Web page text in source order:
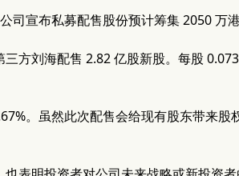
司宣布私募配售股份预计筹集 2050 万
方刘海配售 2.82 亿股新股。每股
。虽然此次配售会给现有股东带来